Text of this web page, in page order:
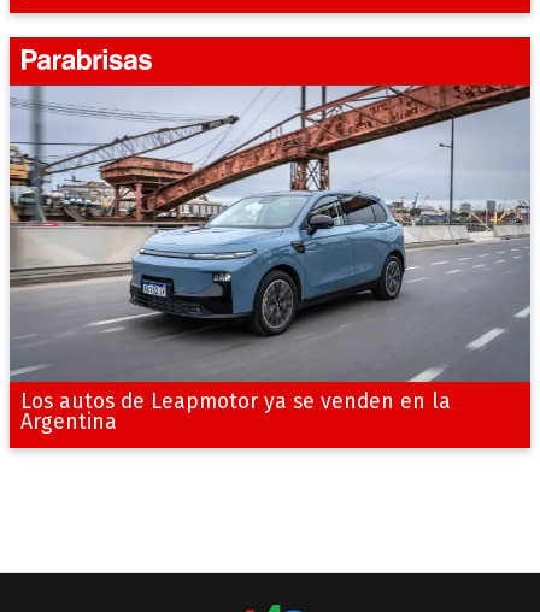
Los autos de Leapmotor ya se venden en la
Argentina